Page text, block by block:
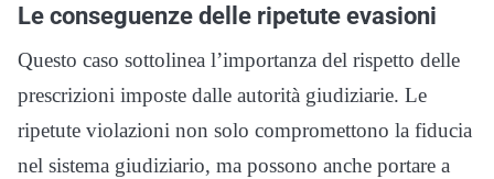
Le conseguenze delle ripetute evasioni
Questo caso sottolinea l’importanza del rispetto delle
prescrizioni imposte dalle autorità giudiziarie. Le
ripetute violazioni non solo compromettono la fiducia
nel sistema giudiziario, ma possono anche portare a